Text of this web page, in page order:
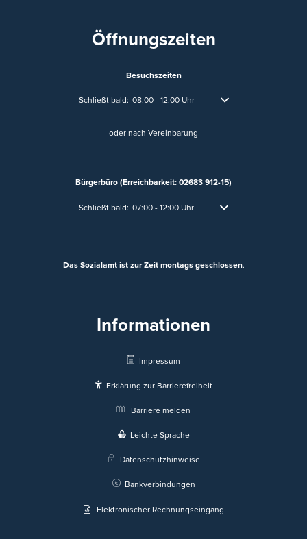
Öffnungszeiten
Besuchszeiten
Klicken, um weitere Öffnungs- oder Schließzeiten
Schließt bald: 08:00- 12:00Uhr Von 08:00 bis 12:00 Uhr
oder nach Vereinbarung
Bürgerbüro (Erreichbarkeit: 02683 912-15)
Klicken, um weitere Öffnungs- oder Schließzeiten
Schließt bald: 07:00 - 12:00 Uhr Von 07:00 bis 12:00 Uhr
Das Sozialamt ist zur Zeit montags geschlossen.
Informationen
Impressum
Erklärung zur Barrierefreiheit
Barriere melden
Leichte Sprache
Datenschutzhinweise
Bankverbindungen
Elektronischer Rechnungseingang